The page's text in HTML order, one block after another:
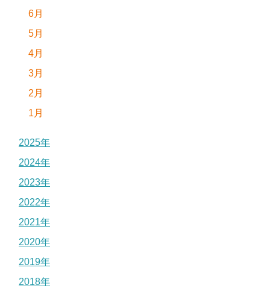
6月
5月
4月
3月
2月
1月
2025年
2024年
2023年
2022年
2021年
2020年
2019年
2018年